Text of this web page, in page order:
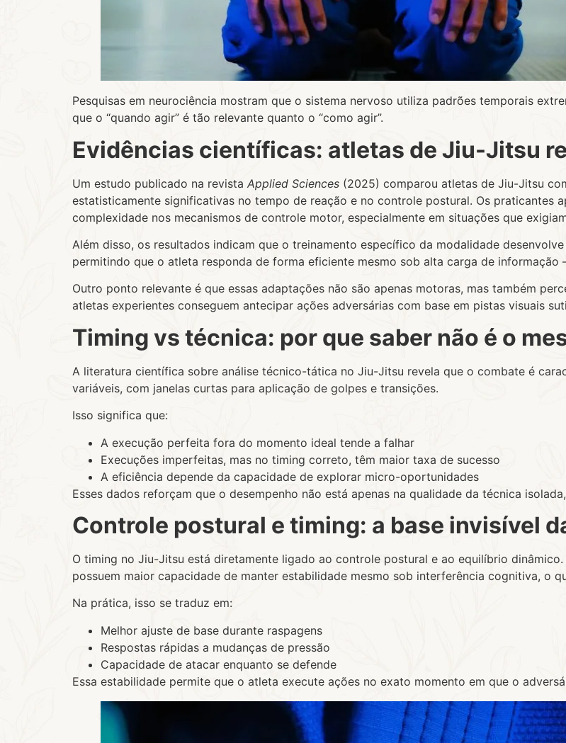
Pesquisas em neurociência mostram que o sistema nervoso utiliza padrões temporais
que o “quando agir” é tão relevante quanto o “como agir”.
Evidências científicas: atletas de Jiu-Jitsu
Um estudo publicado na revista Applied Sciences (2025) comparou atletas de Jiu-Jitsu
estatisticamente significativas no tempo de reação e no controle postural. Os praticantes
complexidade nos mecanismos de controle motor, especialmente em situações que
Além disso, os resultados indicam que o treinamento específico da modalidade
permitindo que o atleta responda de forma eficiente mesmo sob alta carga de
Outro ponto relevante é que essas adaptações não são apenas motoras, mas também
atletas experientes conseguem antecipar ações adversárias com base em pistas visuais
Timing vs técnica: por que saber não é o
A literatura científica sobre análise técnico-tática no Jiu-Jitsu revela que o combate é
variáveis, com janelas curtas para aplicação de golpes e transições.
Isso significa que:
A execução perfeita fora do momento ideal tende a falhar
Execuções imperfeitas, mas no timing correto, têm maior taxa de sucesso
A eficiência depende da capacidade de explorar micro-oportunidades
Esses dados reforçam que o desempenho não está apenas na qualidade da técnica
Controle postural e timing: a base invisível
O timing no Jiu-Jitsu está diretamente ligado ao controle postural e ao equilíbrio
possuem maior capacidade de manter estabilidade mesmo sob interferência cognitiva, o
Na prática, isso se traduz em:
Melhor ajuste de base durante raspagens
Respostas rápidas a mudanças de pressão
Capacidade de atacar enquanto se defende
Essa estabilidade permite que o atleta execute ações no exato momento em que o